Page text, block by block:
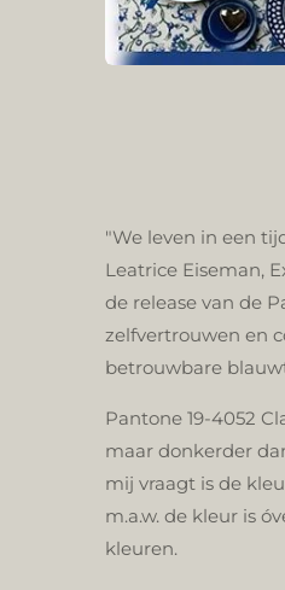
"We leven in een
Leatrice Eiseman,
de release van de
zelfvertrouwen en
betrouwbare
Pantone 19-4052
maar donkerder
mij vraagt is de
m.a.w. de kleur is
kleuren.